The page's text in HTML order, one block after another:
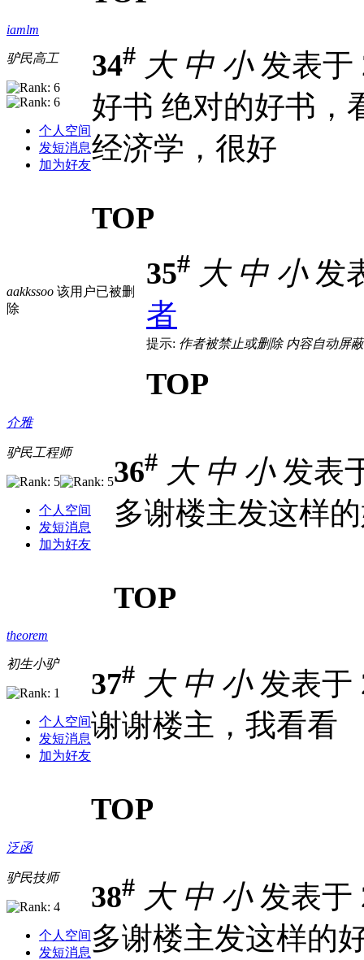
iamlm
驴民高工
个人空间
发短消息
加为好友
34# 大 中 小发表于
好书 绝对的好书，
经济学，很好
TOP
aakkssoo 该用户已被删
除
35# 大 中 小发
者
提示: 作者被禁止或删除 内容自动屏蔽
TOP
介雅
驴民工程师
个人空间
发短消息
加为好友
36# 大 中 小发表
多谢楼主发这样
TOP
theorem
初生小驴
个人空间
发短消息
加为好友
37# 大 中 小发表于
谢谢楼主，我看看
TOP
泛函
驴民技师
个人空间
发短消息
38# 大 中 小发表于
多谢楼主发这样的